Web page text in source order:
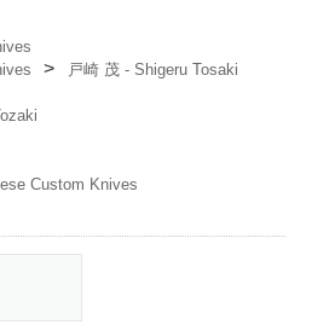
戸崎 茂 - Shigeru Tosaki
Custom Knives